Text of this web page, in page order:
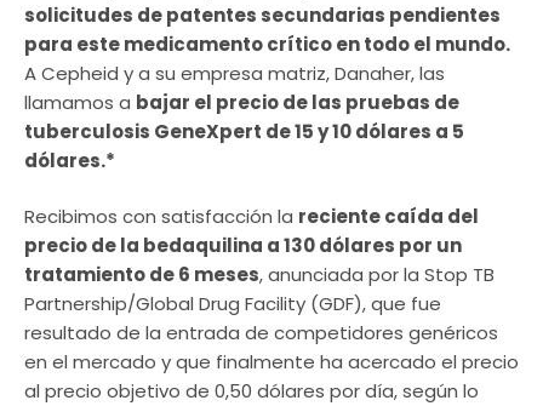
solicitudes de patentes secundarias pendientes
para este medicamento crítico en todo el mundo.
A Cepheid y a su empresa matriz, Danaher, las
llamamos a bajar el precio de las pruebas de
tuberculosis GeneXpert de 15 y 10 dólares a 5
dólares.*
Recibimos con satisfacción la reciente caída del
precio de la bedaquilina a 130 dólares por un
tratamiento de 6 meses, anunciada por la Stop TB
Partnership/Global Drug Facility (GDF), que fue
resultado de la entrada de competidores genéricos
en el mercado y que finalmente ha acercado el precio
al precio objetivo de 0,50 dólares por día, según lo